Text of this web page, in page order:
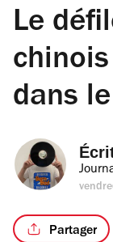
Le
dans
Partager